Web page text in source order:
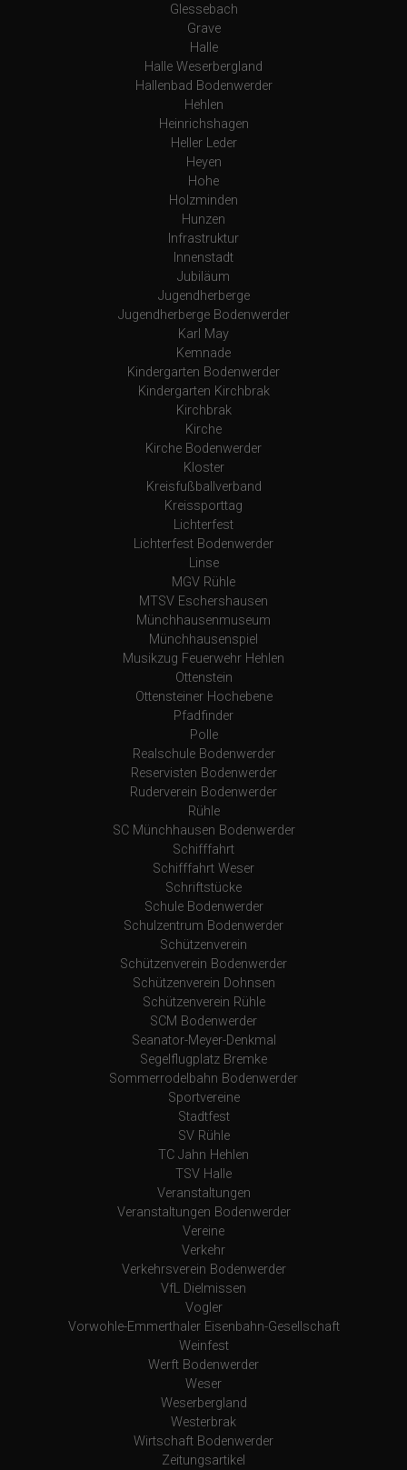
Glessebach
Grave
Halle
Halle Weserbergland
Hallenbad Bodenwerder
Hehlen
Heinrichshagen
Heller Leder
Heyen
Hohe
Holzminden
Hunzen
Infrastruktur
Innenstadt
Jubiläum
Jugendherberge
Jugendherberge Bodenwerder
Karl May
Kemnade
Kindergarten Bodenwerder
Kindergarten Kirchbrak
Kirchbrak
Kirche
Kirche Bodenwerder
Kloster
Kreisfußballverband
Kreissporttag
Lichterfest
Lichterfest Bodenwerder
Linse
MGV Rühle
MTSV Eschershausen
Münchhausenmuseum
Münchhausenspiel
Musikzug Feuerwehr Hehlen
Ottenstein
Ottensteiner Hochebene
Pfadfinder
Polle
Realschule Bodenwerder
Reservisten Bodenwerder
Ruderverein Bodenwerder
Rühle
SC Münchhausen Bodenwerder
Schifffahrt
Schifffahrt Weser
Schriftstücke
Schule Bodenwerder
Schulzentrum Bodenwerder
Schützenverein
Schützenverein Bodenwerder
Schützenverein Dohnsen
Schützenverein Rühle
SCM Bodenwerder
Seanator-Meyer-Denkmal
Segelflugplatz Bremke
Sommerrodelbahn Bodenwerder
Sportvereine
Stadtfest
SV Rühle
TC Jahn Hehlen
TSV Halle
Veranstaltungen
Veranstaltungen Bodenwerder
Vereine
Verkehr
Verkehrsverein Bodenwerder
VfL Dielmissen
Vogler
Vorwohle-Emmerthaler Eisenbahn-Gesellschaft
Weinfest
Werft Bodenwerder
Weser
Weserbergland
Westerbrak
Wirtschaft Bodenwerder
Zeitungsartikel